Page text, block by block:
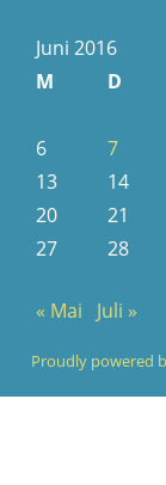
Juni 2016
M
D
6
7
13
14
20
21
27
28
« Mai Juli »
Proudly powered